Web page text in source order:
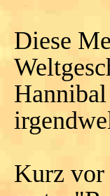
Diese
Kurz vor